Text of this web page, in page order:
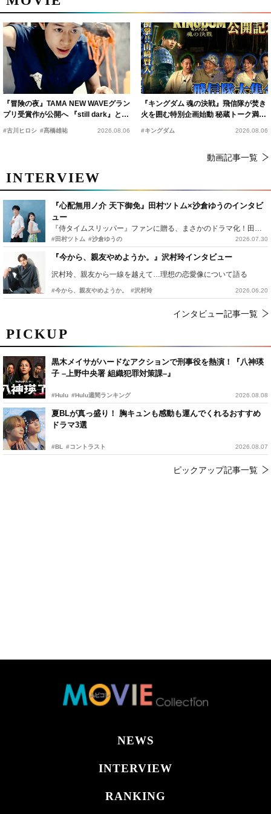
PICKUP
黒木メイサがハードなアクションで刑事役を熱演！『八神瑛
子 –上野中央署 組織犯罪対策課–』
#Hulu #Hulu週間ランキング 2026.08.08
夏BLが真っ盛り！ 胸キュンも感動も運んでくれるおすすめ
ドラマ3選
#BL #コントラスト 2026.08.07
ピックアップ記事一覧
『冒険の夜』TAMA NEW WAVEグラン
プリ受賞作が公開へ 『still dark』と同
時上映決定
#古川ヒロシ #髙橋雄祐 2026.08.06
『キングダム 魂の決戦』飛信隊が焚き
火を囲む特別企画始動 秘蔵トーク満載
の“キングダムキャンプ”開催
#キングダム 2026.08.06
動画記事一覧
INTERVIEW
『心配無用ノ介 天下御免』田村ツトム×沙倉ゆうのインタビ
ュー
『侍タイムスリッパー』ファンに贈る、まさかのドラマ化！田村ツトム×沙倉ゆうのが語る『心配無用ノ介』撮影秘話
#田村ツトム #沙倉ゆうの 2026.07.30
『今から、親友やめようか。』沢村玲インタビュー
沢村玲、親友から一線を越えて…理想の恋愛像について語る
#今から、親友やめようか。 #沢村玲 2026.06.20
インタビュー記事一覧
NEWS
INTERVIEW
RANKING